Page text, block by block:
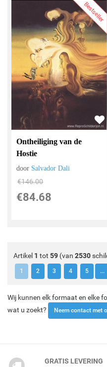
Bestseller
Ontheiliging van de
Hostie
door Salvador Dali
€146.00
€84.68
Artikel 1 tot 59 (van 2530
1 2 3 4 5 ...
Wij kunnen elk formaat en elke
wat u zoekt?
Neem contact met
GRATIS LEVERING